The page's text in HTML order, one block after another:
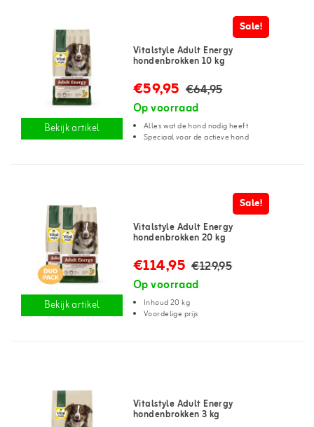
Bekijk artikel
Sale!
Vitalstyle Adult Energy
hondenbrokken 10 kg
€59,95 €64,95
Op voorraad
Alles wat de hond nodig heeft
Speciaal voor de actieve hond
Bekijk artikel
Sale!
Vitalstyle Adult Energy
hondenbrokken 20 kg
€114,95 €129,95
Op voorraad
Inhoud 20 kg
Voordelige prijs
Vitalstyle Adult Energy
hondenbrokken 3 kg